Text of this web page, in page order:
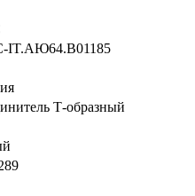
IT.АЮ64.B01185
Т-образный